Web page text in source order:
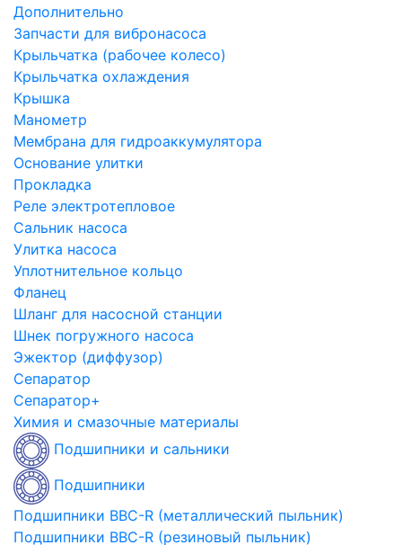
Дополнительно
Запчасти для вибронасоса
Крыльчатка (рабочее колесо)
Крыльчатка охлаждения
Крышка
Манометр
Мембрана для гидроаккумулятора
Основание улитки
Прокладка
Реле электротепловое
Сальник насоса
Улитка насоса
Уплотнительное кольцо
Фланец
Шланг для насосной станции
Шнек погружного насоса
Эжектор (диффузор)
Сепаратор
Сепаратор+
Химия и смазочные материалы
Подшипники и сальники
Подшипники
Подшипники BBC-R (металлический пыльник)
Подшипники BBC-R (резиновый пыльник)